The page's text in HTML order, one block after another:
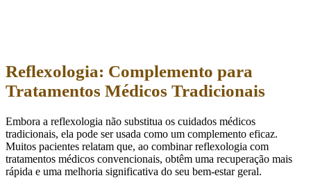
Reflexologia: Complemento para
Tratamentos Médicos Tradicionais
Embora a reflexologia não substitua os cuidados médicos
tradicionais, ela pode ser usada como um complemento eficaz.
Muitos pacientes relatam que, ao combinar reflexologia com
tratamentos médicos convencionais, obtêm uma recuperação mais
rápida e uma melhoria significativa do seu bem-estar geral.